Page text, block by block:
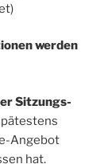
werden
Sitzungs-
Angebot
hat.